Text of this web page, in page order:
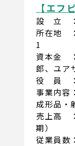
【エフ
設 立 ：
所在地
1
資本金
郎、ユア
役 員 ：
事業内容
成形品・
売上高
期）
従業員数